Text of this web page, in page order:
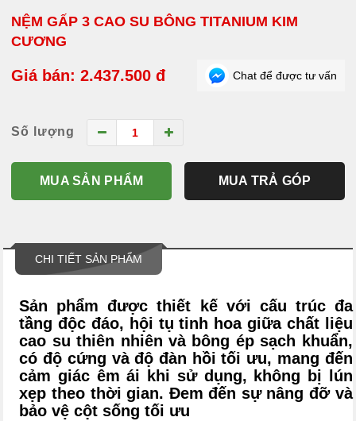
NỆM GẤP 3 CAO SU BÔNG TITANIUM KIM
CƯƠNG
Giá bán: 2.437.500 đ Chat để được tư vấn
Số lượng
MUA SẢN PHẨM MUA TRẢ GÓP
CHI TIẾT SẢN PHẨM
Sản phẩm được thiết kế với cấu trúc đa
tầng độc đáo, hội tụ tinh hoa giữa chất liệu
cao su thiên nhiên và bông ép sạch khuẩn,
có độ cứng và độ đàn hồi tối ưu, mang đến
cảm giác êm ái khi sử dụng, không bị lún
xẹp theo thời gian. Đem đến sự nâng đỡ và
bảo vệ cột sống tối ưu